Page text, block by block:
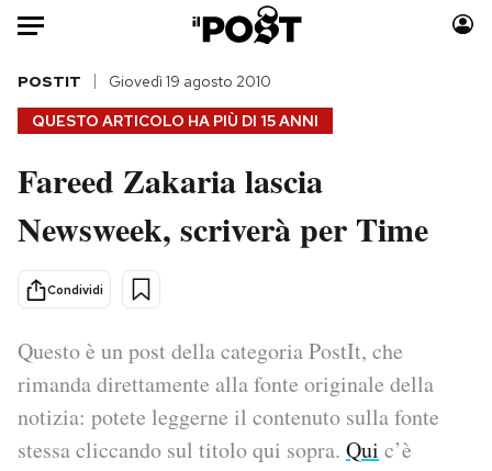
Auto
HOME
Italia
Politica
Tecnologia
Internet
Scienza
Cultura
Moda
Libri
Consumismi
Media
Europa
QUESTO ARTICOLO HA PIÙ DI 15 ANNI
POSTIT Giovedì 19 agosto 2010
Fareed Zakaria lascia
Newsweek, scriverà per Time
Condividi
Questo è un post della categoria PostIt, che
rimanda direttamente alla fonte originale della
notizia: potete leggerne il contenuto sulla fonte
stessa cliccando sul titolo qui sopra. Qui c’è